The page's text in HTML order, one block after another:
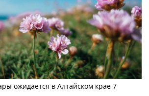
ожидается в Алтайском крае 7